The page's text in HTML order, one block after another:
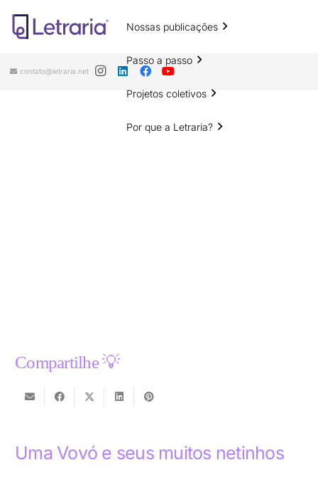
Nossas publicações
Passo a passo
Projetos coletivos
Por que a Letraria?
contato@letraria.net
Compartilhe 💡
Uma Vovó e seus muitos netinhos